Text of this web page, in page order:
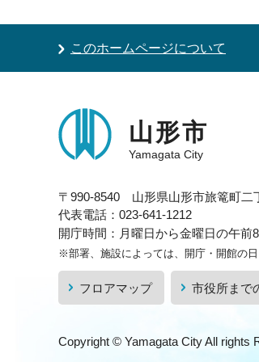
このホームページについて
山形市
Yamagata City
〒990-8540 山形県山形市旅篭町二
代表電話：023-641-1212
開庁時間：月曜日から金曜日の午前
※部署、施設によっては、開庁・開館の
フロアマップ 市役所まで
Copyright © Yamagata City All rights